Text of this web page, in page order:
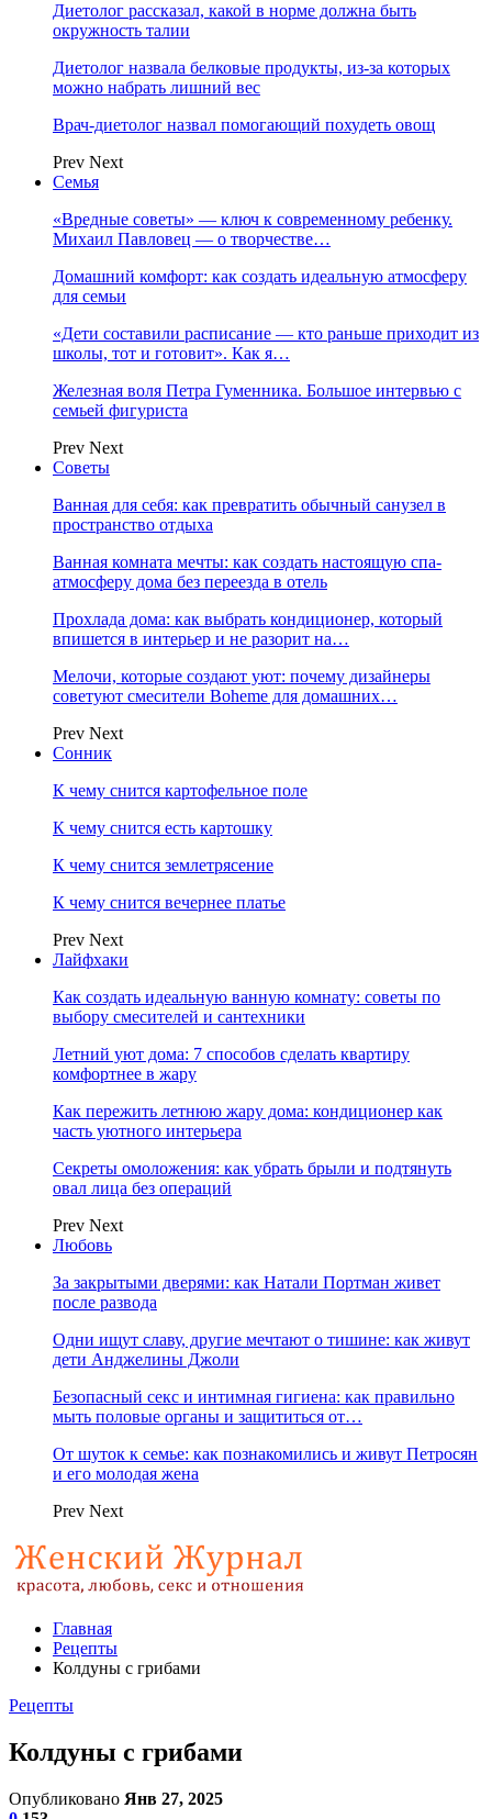
Диетолог рассказал, какой в норме должна быть
окружность талии
Диетолог назвала белковые продукты, из-за которых
можно набрать лишний вес
Врач-диетолог назвал помогающий похудеть овощ
Prev Next
Семья
«Вредные советы» — ключ к современному ребенку.
Михаил Павловец — о творчестве…
Домашний комфорт: как создать идеальную атмосферу
для семьи
«Дети составили расписание — кто раньше приходит из
школы, тот и готовит». Как я…
Железная воля Петра Гуменника. Большое интервью с
семьей фигуриста
Prev Next
Советы
Ванная для себя: как превратить обычный санузел в
пространство отдыха
Ванная комната мечты: как создать настоящую спа-
атмосферу дома без переезда в отель
Прохлада дома: как выбрать кондиционер, который
впишется в интерьер и не разорит на…
Мелочи, которые создают уют: почему дизайнеры
советуют смесители Boheme для домашних…
Prev Next
Сонник
К чему снится картофельное поле
К чему снится есть картошку
К чему снится землетрясение
К чему снится вечернее платье
Prev Next
Лайфхаки
Как создать идеальную ванную комнату: советы по
выбору смесителей и сантехники
Летний уют дома: 7 способов сделать квартиру
комфортнее в жару
Как пережить летнюю жару дома: кондиционер как
часть уютного интерьера
Секреты омоложения: как убрать брыли и подтянуть
овал лица без операций
Prev Next
Любовь
За закрытыми дверями: как Натали Портман живет
после развода
Одни ищут славу, другие мечтают о тишине: как живут
дети Анджелины Джоли
Безопасный секс и интимная гигиена: как правильно
мыть половые органы и защититься от…
От шуток к семье: как познакомились и живут Петросян
и его молодая жена
Prev Next
Главная
Рецепты
Колдуны с грибами
Рецепты
Колдуны с грибами
Опубликовано Янв 27, 2025